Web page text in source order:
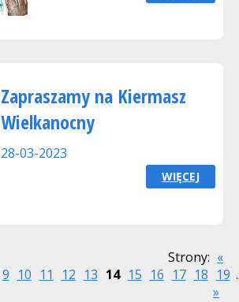
Zapraszamy na Kiermasz
Wielkanocny
28-03-2023
WIĘCEJ
Strony: «
9 10 11 12 13 14 15 16 17 18 19
»